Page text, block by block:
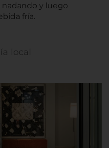
nadando y luego
fría.
local